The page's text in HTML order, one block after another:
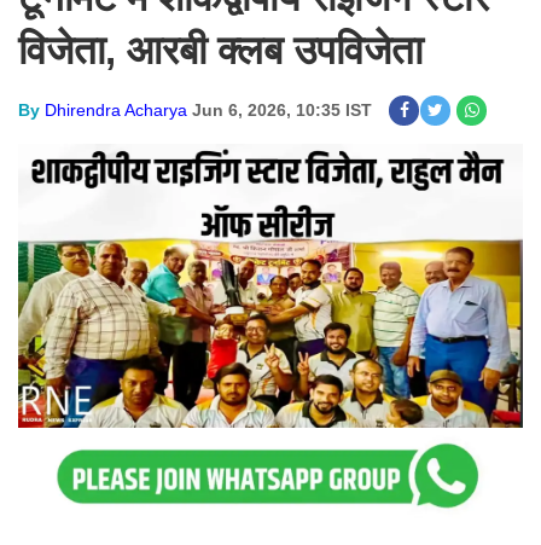
विजेता, आरबी क्लब उपविजेता
By Dhirendra Acharya Jun 6, 2026, 10:35 IST